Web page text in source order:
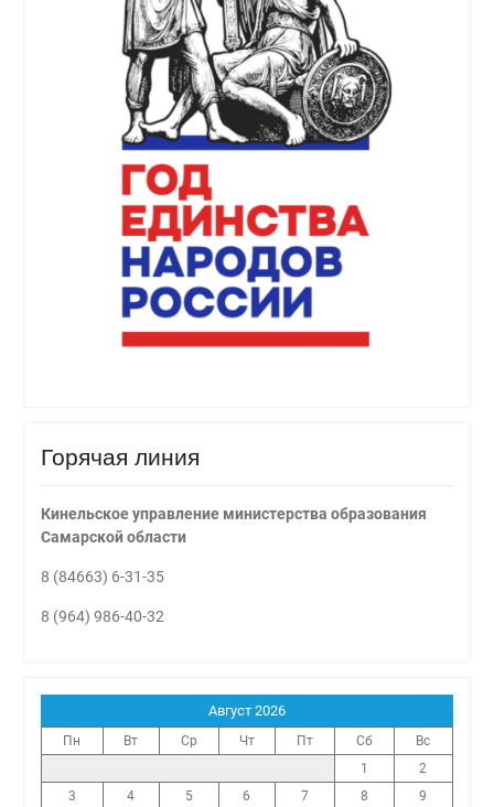
Горячая линия
Кинельское управление министерства образования
Самарской области
8 (84663) 6-31-35
8 (964) 986-40-32
Август 2026
Пн Вт Ср Чт Пт Сб
Вс
1
2
3
4 5 6 7 8 9